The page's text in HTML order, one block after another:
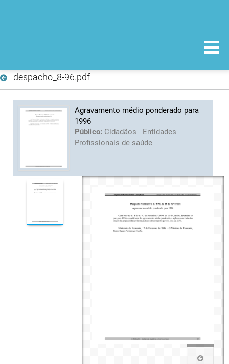
despacho_8-96.pdf
Agravamento médio ponderado para
1996
Público: Cidadãos
Entidades
Profissionais de saúde